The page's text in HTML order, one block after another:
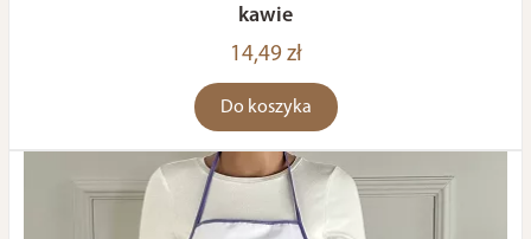
kawie
14,49 zł
Do koszyka